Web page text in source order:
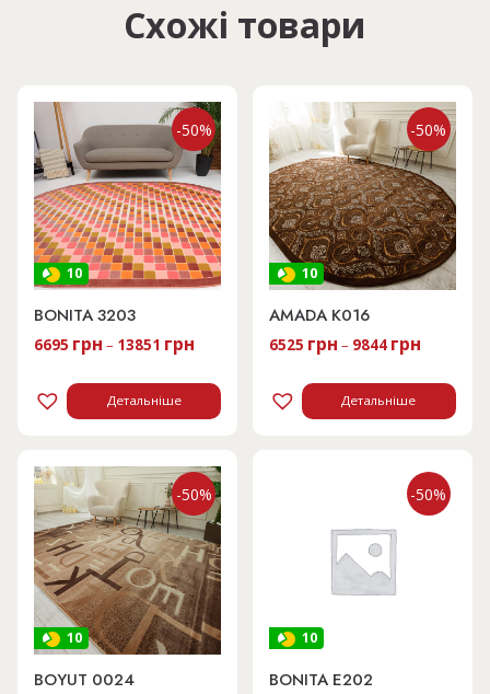
Схожі товари
10
-50%
BONITA 3203
6695 грн – 13851 грн
Детальніше
10
-50%
AMADA K016
6525 грн – 9844 грн
Детальніше
10
-50%
BOYUT 0024
10
-50%
BONITA E202